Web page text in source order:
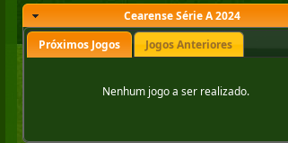
Cearense Série A 2024
Próximos Jogos
Jogos Anteriores
Nenhum jogo a ser realizado.